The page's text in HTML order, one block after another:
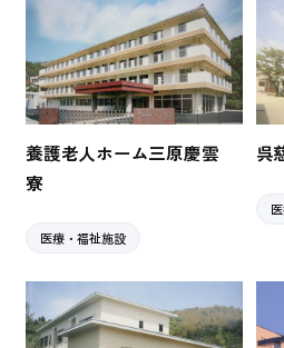
養護老人ホーム三原慶雲
寮
医療・福祉施設
呉